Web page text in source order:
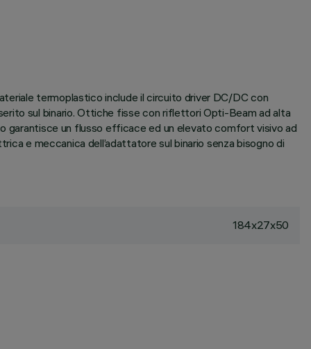
termoplastico include il circuito driver DC/DC con
sul binario. Ottiche fisse con riflettori Opti-Beam ad alta
garantisce un flusso efficace ed un elevato comfort visivo ad
e meccanica dell’adattatore sul binario senza bisogno di
184x27x50